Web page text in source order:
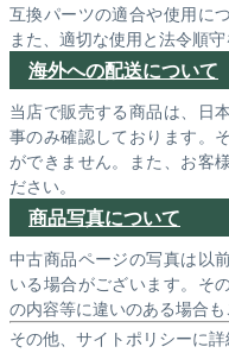
互換パーツの適合や使用に
また、適切な使用と法令順
海外への配送について
当店で販売する商品は、日
事のみ確認しております。
ができません。また、お客
ださい。
商品写真について
中古商品ページの写真は以
いる場合がございます。そ
の内容等に違いのある場合
その他、サイトポリシーに